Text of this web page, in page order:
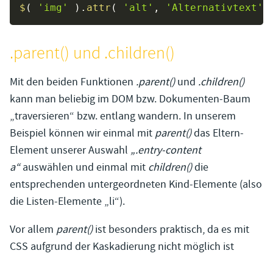
$ ( 'img' ) . attr ( 'alt' , 'Alternativtext'
.parent() und .children()
Mit den beiden Funktionen .parent()und .children()
kann man beliebig im DOM bzw. Dokumenten-Baum
„traversieren“ bzw. entlang wandern. In unserem
Beispiel können wir einmal mit parent()das Eltern-
Element unserer Auswahl „.entry-content
a“auswählen und einmal mit children()die
entsprechenden untergeordneten Kind-Elemente (also
die Listen-Elemente „li“).
Vor allem parent()ist besonders praktisch, da es mit
CSS aufgrund der Kaskadierung nicht möglich ist